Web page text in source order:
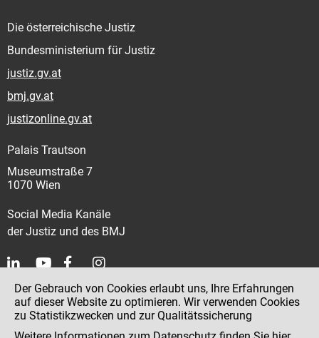
Die österreichische Justiz
Bundesministerium für Justiz
justiz.gv.at
bmj.gv.at
justizonline.gv.at
Palais Trautson
Museumstraße 7
1070 Wien
Social Media Kanäle
der Justiz und des BMJ
Kontakt
Impressum
Der Gebrauch von Cookies erlaubt uns, Ihre Erfahrungen
auf dieser Website zu optimieren. Wir verwenden Cookies
zu Statistikzwecken und zur Qualitätssicherung